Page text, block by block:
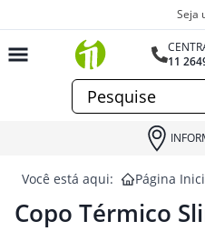
Seja
11
Você está aqui: Página
Copo Térmico